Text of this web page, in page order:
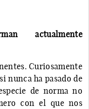
actualmente
Curiosamente
nunca ha pasado de
de norma no
con el que nos